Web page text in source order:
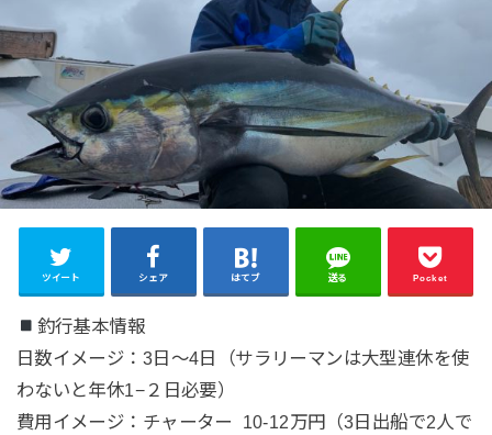
ツイート シェア はてブ 送る Pocket
釣行基本情報
日数イメージ：3日〜4日（サラリーマンは大型連休を使
わないと年休1−２日必要）
費用イメージ：チャーター 10-12万円（3日出船で2人で